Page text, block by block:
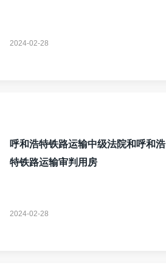
2024-02-28
呼和浩特铁路运输中级法院和呼和浩
特铁路运输审判用房
2024-02-28